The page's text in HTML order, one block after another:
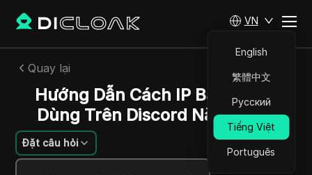
VN
English
繁體中文
Русский
Tiếng Việt
Português
Quay lại
Hướng Dẫn Cách IP Ban Người
Dùng Trên Discord Năm 2024
Đặt câu hỏi
Li Wenting